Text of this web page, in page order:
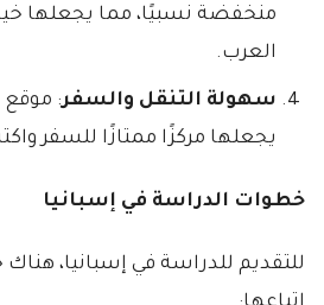
منخفضة نسبيًا، مما يجعلها
العرب.
سهولة التنقل والسفر: موقع
يجعلها مركزًا ممتازًا للسفر
خطوات الدراسة في إسبانيا
للتقديم للدراسة في إسبانيا،